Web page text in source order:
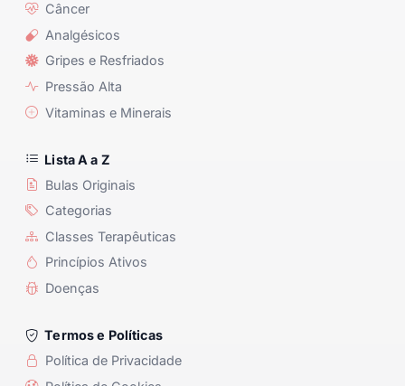
Câncer
Analgésicos
Gripes e Resfriados
Pressão Alta
Vitaminas e Minerais
Lista A a Z
Bulas Originais
Categorias
Classes Terapêuticas
Princípios Ativos
Doenças
Termos e Políticas
Política de Privacidade